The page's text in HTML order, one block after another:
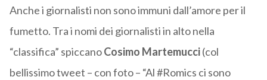
Anche i giornalisti non sono immuni dall’amore per il
fumetto. Tra i nomi dei giornalisti in alto nella
“classifica” spiccanoCosimo Martemucci(col
bellissimo tweet – con foto – “Al #Romics ci sono